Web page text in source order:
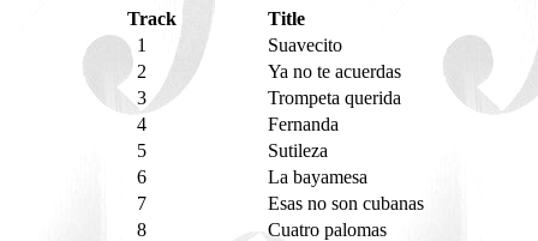
Track
Title
1
Suavecito
2
Ya no te acuerdas
3
Trompeta querida
4
Fernanda
5
Sutileza
6
La bayamesa
7
Esas no son cubanas
8
Cuatro palomas